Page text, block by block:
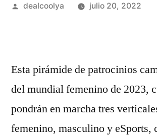
Publicado
dealcoolya julio 20, 2022
Esta pirámide de patrocinios
del mundial femenino de 2023,
pondrán en marcha tres
femenino, masculino y eSports,